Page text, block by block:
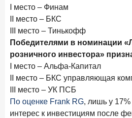
Клиенты чаще всего узнают о
продуктах из рекламы в
9 июля 2026 года
С ростом благосостояния
увеличивается и склонность к
По итогам июня 2026 года объем
составил 1 166,4 млрд руб.
3 июля 2026 года
I место – Финам
II место – БКС
III место – Тинькофф
Победителями в номинации
розничного инвестора»
I место – Альфа-Капитал
II место – БКС управляющая
III место – УК ПСБ
По оценке Frank RG, лишь у 17%
интерес к инвестициям после